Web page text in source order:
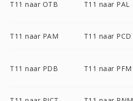
T11 naar OTB T11 naar PAL
T11 naar PAM T11 naar PCD
T11 naar PDB T11 naar PFM